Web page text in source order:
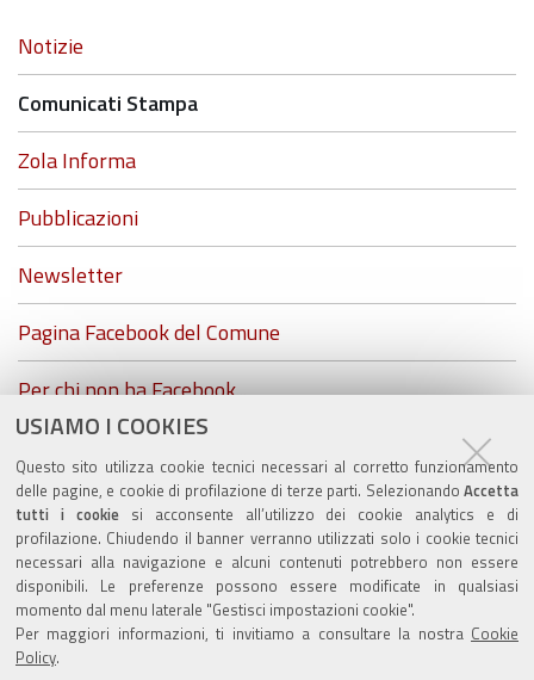
USIAMO I COOKIES
Questo sito utilizza cookie tecnici necessari al corretto funzionamento
delle pagine, e cookie di profilazione di terze parti. Selezionando Accetta
tutti i cookiesi acconsente all’utilizzo dei cookie analytics e di
profilazione. Chiudendo il banner verranno utilizzati solo i cookie tecnici
necessari alla navigazione e alcuni contenuti potrebbero non essere
disponibili. Le preferenze possono essere modificate in qualsiasi
momento dal menu laterale "Gestisci impostazioni cookie".
Per maggiori informazioni, ti invitiamo a consultare la nostra Cookie
Policy.
Navigazione
Notizie
Comunicati Stampa
Zola Informa
Pubblicazioni
Newsletter
Pagina Facebook del Comune
Per chi non ha Facebook...
ZolaGram - il canale Telegram del Comune di Zola
Predosa
Valuta questo sito